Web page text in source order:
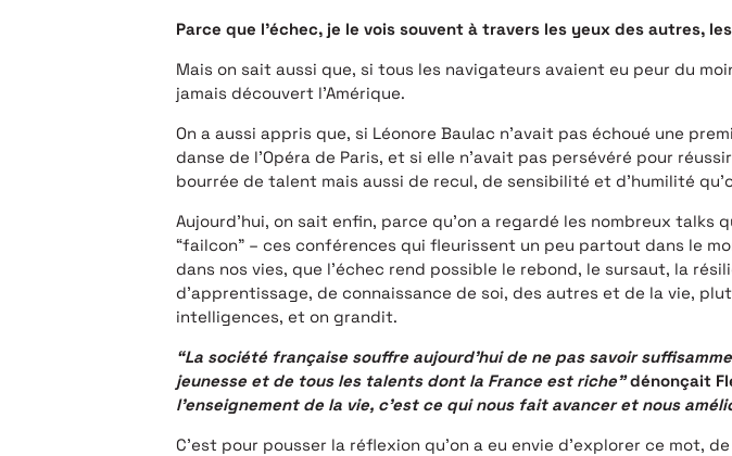
Parce que l’échec, je le vois souvent à travers les yeux des autres,
Mais on sait aussi que, si tous les navigateurs avaient eu peur du
jamais découvert l’Amérique.
On a aussi appris que, si Léonore Baulac n’avait pas échoué une
danse de l’Opéra de Paris, et si elle n’avait pas persévéré pour
bourrée de talent mais aussi de recul, de sensibilité et d’humilité
Aujourd’hui, on sait enfin, parce qu’on a regardé les nombreux
“failcon” – ces conférences qui fleurissent un peu partout dans le
dans nos vies, que l’échec rend possible le rebond, le sursaut, la
d’apprentissage, de connaissance de soi, des autres et de la vie,
intelligences, et on grandit.
“La société française souffre aujourd’hui de ne pas savoir
jeunesse et de tous les talents dont la France est riche”dénonçait
l’enseignement de la vie, c’est ce qui nous fait avancer et nous
C’est pour pousser la réflexion qu’on a eu envie d’explorer ce mot,